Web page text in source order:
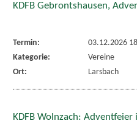
KDFB Gebrontshausen,
Termin:
03.12.2026
Kategorie:
Vereine
Ort:
Larsbach
KDFB Wolnzach: